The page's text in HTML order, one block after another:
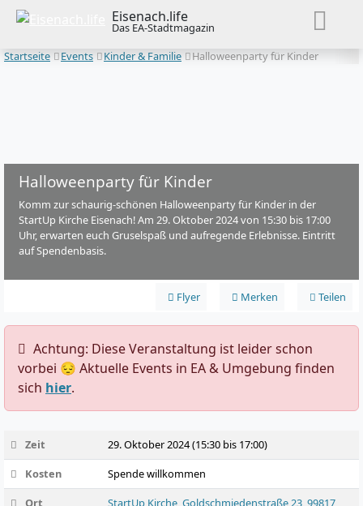
Eisenach.life
Das EA-Stadtmagazin
Startseite
Events Kinder & Familie Halloweenparty für Kinder
Halloweenparty für Kinder
Komm zur schaurig-schönen Halloweenparty für Kinder in der
StartUp Kirche Eisenach! Am 29. Oktober 2024 von 15:30 bis 17:00
Uhr, erwarten euch Gruselspaß und aufregende Erlebnisse. Eintritt
auf Spendenbasis.
Flyer Merken Teilen
️ Achtung: Diese Veranstaltung ist leider schon
vorbei 😔 Aktuelle Events in EA & Umgebung finden
sich hier.
Zeit
29. Oktober 2024 (15:30 bis 17:00)
Kosten
Spende willkommen
Ort
StartUp Kirche, Goldschmiedenstraße 23, 99817